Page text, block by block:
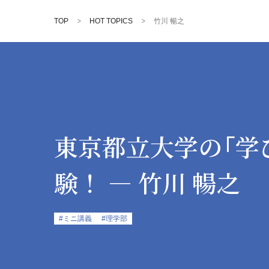
TOP HOT TOPICS 竹川 暢之
東京都立大学の「学
験！ ― 竹川 暢之
#ミニ講義 #理学部